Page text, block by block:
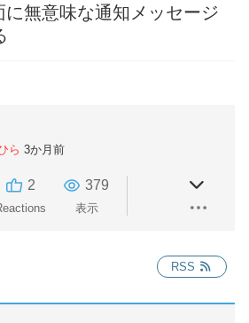
に無意味な通知メッセージ
ら 3か月前
2 379
表示
RSS